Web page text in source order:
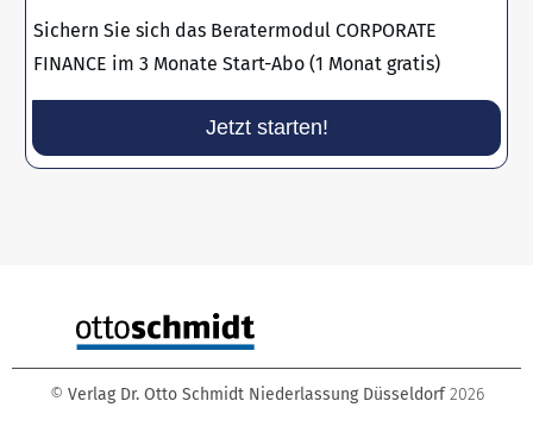
Sichern Sie sich das Beratermodul CORPORATE
FINANCE im 3 Monate Start-Abo (1 Monat gratis)
Jetzt starten!
© Verlag Dr. Otto Schmidt Niederlassung Düsseldorf 2026